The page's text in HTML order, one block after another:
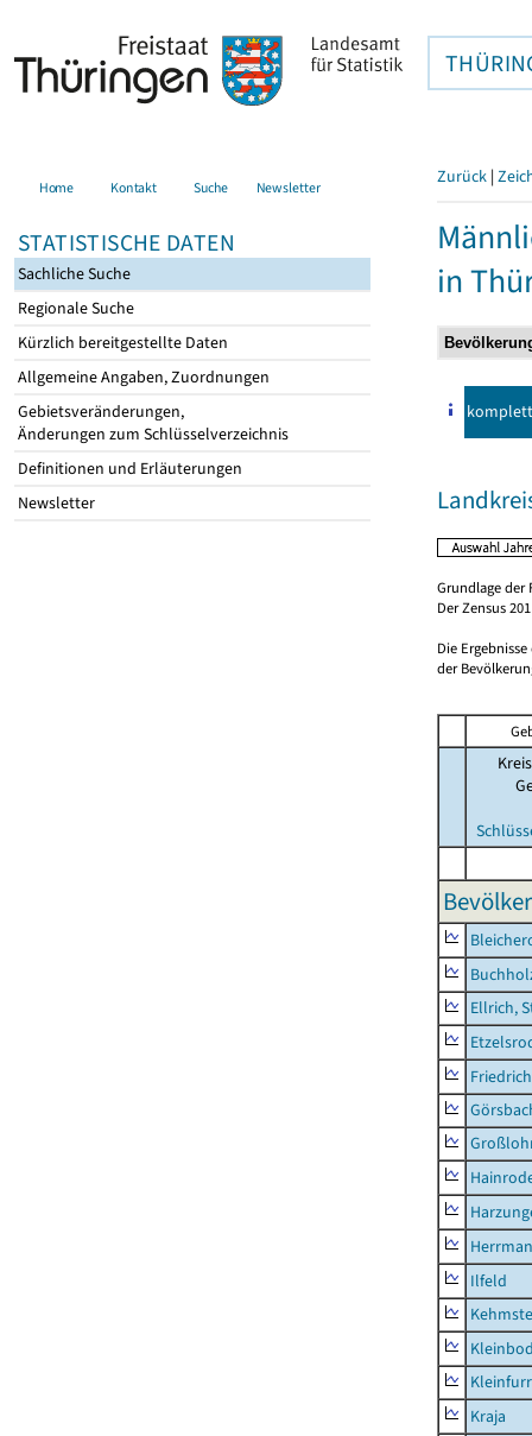
Home Kontakt Suche Newsletter
STATISTISCHE DATEN
Sachliche Suche
Regionale Suche
Kürzlich bereitgestellte Daten
Allgemeine Angaben, Zuordnungen
Gebietsveränderungen,
Änderungen zum Schlüsselverzeichnis
Definitionen und Erläuterungen
Newsletter
Zurück |
in
komplett
Grundlage der
Der Zensus
Die
der
Ellrich,
Ilfeld
Kraja